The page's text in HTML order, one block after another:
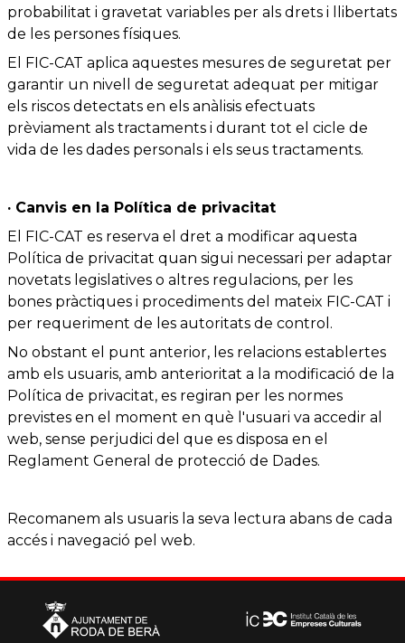
probabilitat i gravetat variables per als drets i llibertats
de les persones físiques.
El FIC-CAT aplica aquestes mesures de seguretat per
garantir un nivell de seguretat adequat per mitigar
els riscos detectats en els anàlisis efectuats
prèviament als tractaments i durant tot el cicle de
vida de les dades personals i els seus tractaments.
· Canvis en la Política de privacitat
El FIC-CAT es reserva el dret a modificar aquesta
Política de privacitat quan sigui necessari per adaptar
novetats legislatives o altres regulacions, per les
bones pràctiques i procediments del mateix FIC-CAT i
per requeriment de les autoritats de control.
No obstant el punt anterior, les relacions establertes
amb els usuaris, amb anterioritat a la modificació de la
Política de privacitat, es regiran per les normes
previstes en el moment en què l'usuari va accedir al
web, sense perjudici del que es disposa en el
Reglament General de protecció de Dades.
Recomanem als usuaris la seva lectura abans de cada
accés i navegació pel web.